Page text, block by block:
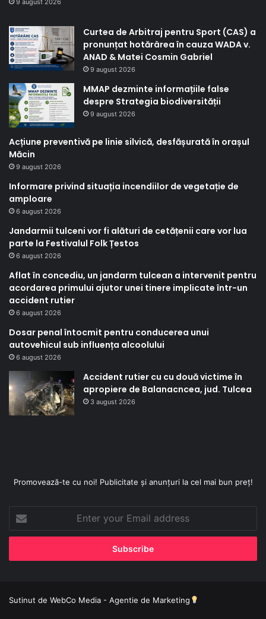
Curtea de Arbitraj pentru Sport (CAS) a
pronunțat hotărârea în cauza WADA v.
ANAD & Matei Cosmin Gabriel
9 august 2026
MMAP dezminte informațiile false
despre Strategia biodiversității
9 august 2026
Acțiune preventivă pe linie silvică, desfășurată în orașul
Măcin
9 august 2026
Informare privind situația incendiilor de vegetație de
amploare
6 august 2026
Jandarmii tulceni vor fi alături de cetățenii care vor lua
parte la Festivalul Folk Țestos
6 august 2026
Aflat în concediu, un jandarm tulcean a intervenit pentru
acordarea primului ajutor unei tinere implicate într-un
accident rutier
6 august 2026
Dosar penal întocmit pentru conducerea unui
autovehicul sub influența alcoolului
6 august 2026
Accident rutier cu cu două victime în
apropiere de Balanacncea, jud. Tulcea
3 august 2026
Promovează-te cu noi! Publicitate și anunțuri la cel mai bun preț!
your
Email
Sutinut de WebCo Media - Agentie de Marketing